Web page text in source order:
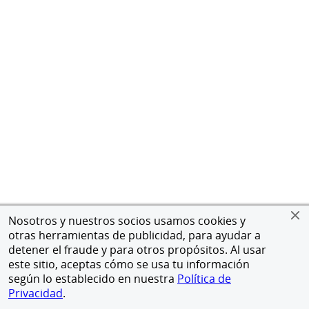
Nosotros y nuestros socios usamos cookies y
otras herramientas de publicidad, para ayudar a
detener el fraude y para otros propósitos. Al usar
este sitio, aceptas cómo se usa tu información
según lo establecido en nuestra Política de
Privacidad.